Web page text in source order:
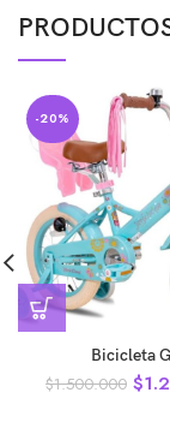
-20%
Bicicleta
$1.500.000 $